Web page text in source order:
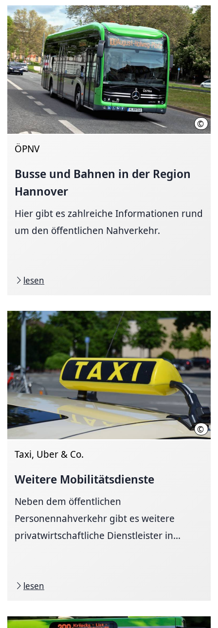
©
ÖPNV
Busse und Bahnen in der Region
Hannover
Hier gibt es zahl­reiche In­for­ma­tio­nen rund
um den öffentlichen Nahverkehr.
lesen
©
Taxi, Uber & Co.
Weitere Mobilitätsdienste
Neben dem öffentlichen
Personennahverkehr gibt es weitere
privatwirtschaftliche Dienstleister in...
lesen